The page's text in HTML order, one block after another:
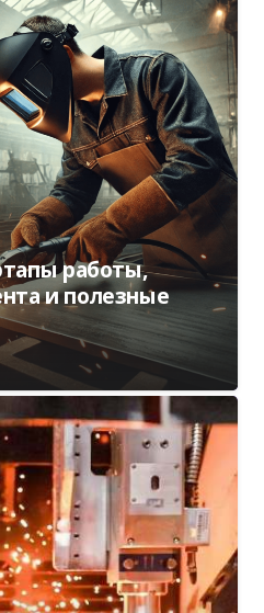
работы,
и полезные